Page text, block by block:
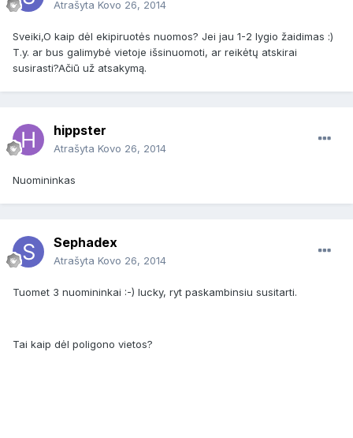
Atrašyta Kovo 26, 2014
Sveiki,O kaip dėl ekipiruotės nuomos? Jei jau 1-2 lygio žaidimas :)
T.y. ar bus galimybė vietoje išsinuomoti, ar reikėtų atskirai
susirasti?Ačiū už atsakymą.
hippster
Atrašyta Kovo 26, 2014
Nuomininkas
Sephadex
Atrašyta Kovo 26, 2014
Tuomet 3 nuomininkai :-) lucky, ryt paskambinsiu susitarti.
Tai kaip dėl poligono vietos?